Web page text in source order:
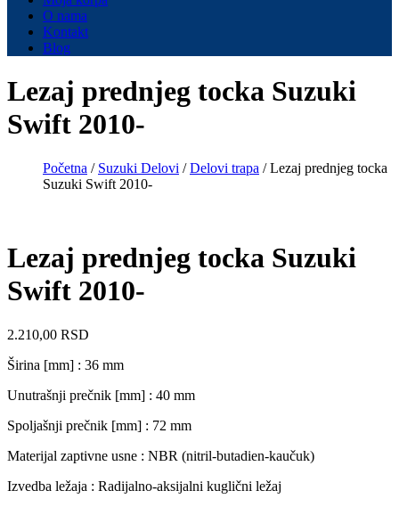
O nama
Kontakt
Blog
Lezaj prednjeg tocka Suzuki
Swift 2010-
Početna / Suzuki Delovi /Delovi trapa / Lezaj prednjeg tocka
Suzuki Swift 2010-
Lezaj prednjeg tocka Suzuki
Swift 2010-
2.210,00 RSD
Širina [mm] : 36 mm
Unutrašnji prečnik [mm] : 40 mm
Spoljašnji prečnik [mm] : 72 mm
Materijal zaptivne usne : NBR (nitril-butadien-kaučuk)
Izvedba ležaja : Radijalno-aksijalni kuglični ležaj